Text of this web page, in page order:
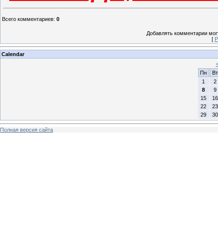
Всего комментариев: 0
Добавлять комментарии
[
Calendar
Пн
Вт
1
2
8
9
15
16
22
23
29
30
Полная версия сайта